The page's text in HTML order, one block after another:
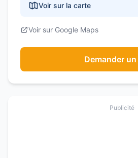
Voir sur la carte
Voir sur Google Maps
Demander
Publicité